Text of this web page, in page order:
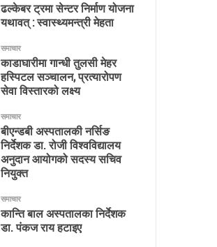
ढल्केबर ट्रमा सेन्टर निर्माण योजना
यथावत् : स्वास्थ्यमन्त्री मेहता
समाचार
काडाघारीमा गान्धी तुलसी मेहर
हस्पिटल सञ्चालन, प्रत्यारोपण
सेवा विस्तारको लक्ष्य
समाचार
बीएन्डबी अस्पतालकी नर्सिङ
निर्देशक डा. रोजी विश्वविद्यालय
अनुदान आयोगको सदस्य सचिव
नियुक्त
समाचार
कान्ति बाल अस्पतालका निर्देशक
डा. पंकज राय हटाइए